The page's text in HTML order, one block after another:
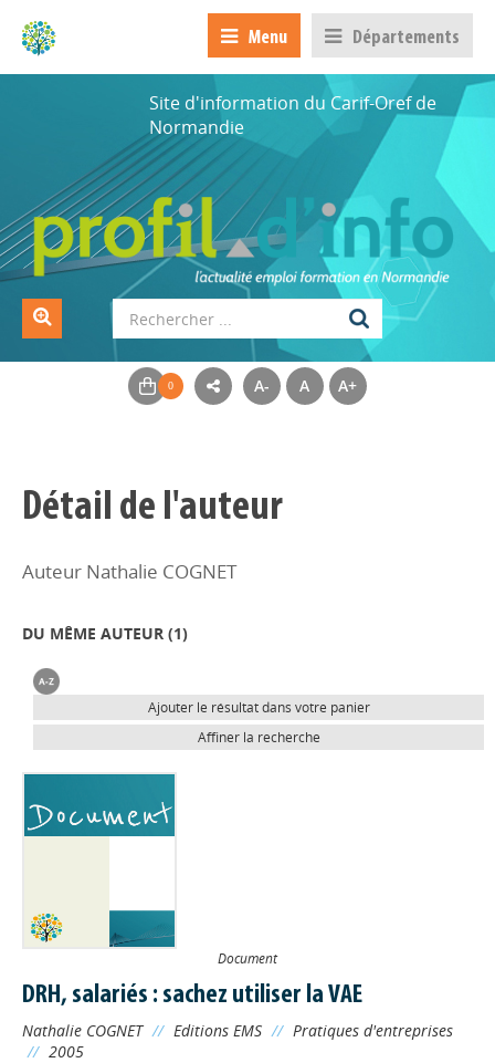
Menu Départements
Site d'information du Carif-Oref de
Normandie
A- A A+
Détail de l'auteur
Auteur Nathalie COGNET
DU MÊME AUTEUR (1)
Ajouter le résultat dans votre panier
Affiner la recherche
Document
DRH, salariés : sachez utiliser la VAE
Nathalie COGNET // Editions EMS // Pratiques d'entreprises
// 2005